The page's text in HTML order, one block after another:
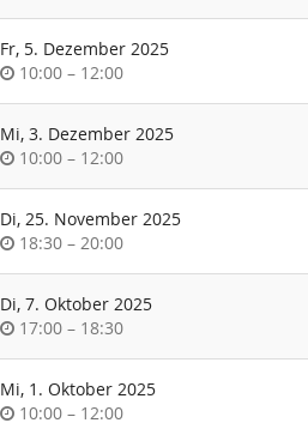
Fr, 5. Dezember 2025
Uhrzeit
10:00 –bis
12:00
Mi, 3. Dezember 2025
Uhrzeit
10:00 –bis
12:00
Di, 25. November 2025
Uhrzeit
18:30 –bis
20:00
Di, 7. Oktober 2025
Uhrzeit
17:00 –bis
18:30
Mi, 1. Oktober 2025
Uhrzeit
10:00 –bis
12:00